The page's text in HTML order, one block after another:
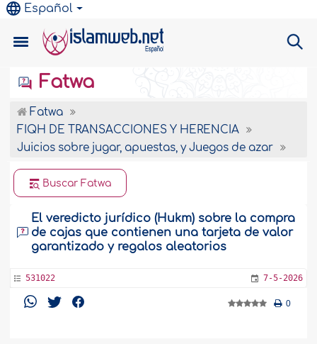
Español
Fatwa
Fatwa
FIQH DE TRANSACCIONES Y HERENCIA
Juicios sobre jugar, apuestas, y Juegos de azar
Buscar Fatwa
El veredicto jurídico (Hukm) sobre la compra
de cajas que contienen una tarjeta de valor
garantizado y regalos aleatorios
531022 7-5-2026
0